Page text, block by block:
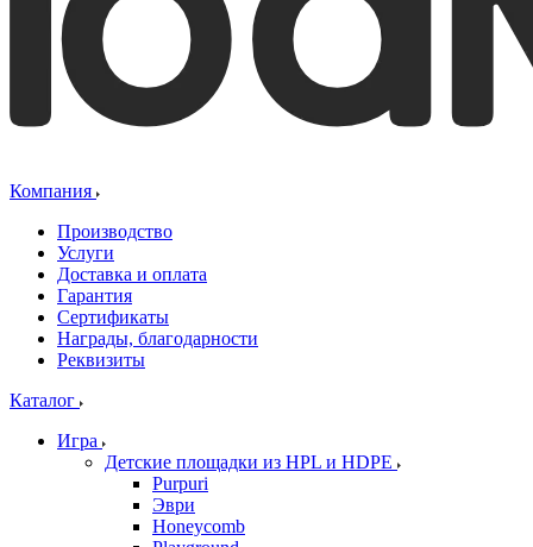
Компания
Производство
Услуги
Доставка и оплата
Гарантия
Сертификаты
Награды, благодарности
Реквизиты
Каталог
Игра
Детские площадки из HPL и HDPE
Purpuri
Эври
Honeycomb